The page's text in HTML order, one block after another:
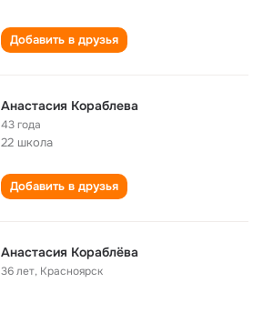
Добавить в друзья
Анастасия Кораблева
43 года
22 школа
Добавить в друзья
Анастасия Кораблёва
36 лет, Красноярск